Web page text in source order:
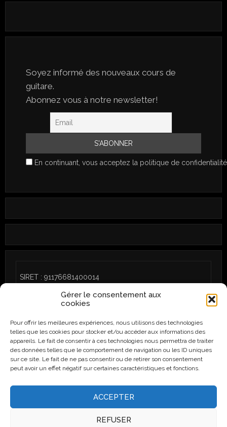
Gérer le consentement aux
cookies
Pour offrir les meilleures expériences, nous utilisons des technologies
telles que les cookies pour stocker et/ou accéder aux informations des
appareils. Le fait de consentir à ces technologies nous permettra de traiter
des données telles que le comportement de navigation ou les ID uniques
sur ce site. Le fait de ne pas consentir ou de retirer son consentement
peut avoir un effet négatif sur certaines caractéristiques et fonctions.
ACCEPTER
REFUSER
Soyez informé des nouveaux cours de
guitare.
Abonnez vous à notre newsletter!
En continuant, vous acceptez la politique de confidentialité
SIRET : 91176681400014
CGU/Politique de cookies (UE)
Instagram
Facebook